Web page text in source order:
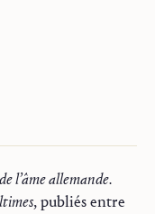
l’âme allemande.
, publiés entre